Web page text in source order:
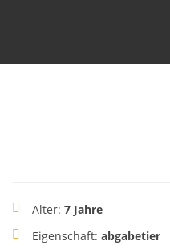
Alter: 7 Jahre
Eigenschaft: abgabetier